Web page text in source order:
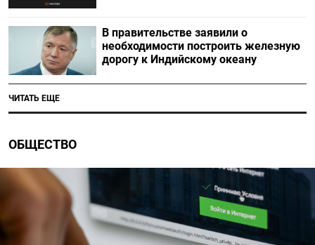
В правительстве заявили о
необходимости построить железную
дорогу к Индийскому океану
ЧИТАТЬ ЕЩЕ
ОБЩЕСТВО